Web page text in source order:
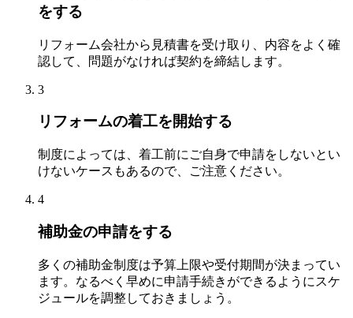
をする
リフォーム会社から見積書を受け取り、内容をよく確
認して、問題がなければ契約を締結します。
3
リフォームの着工を開始する
制度によっては、着工前にご自身で申請をしないとい
けないケースもあるので、ご注意ください。
4
補助金の申請をする
多くの補助金制度は予算上限や受付期間が決まってい
ます。なるべく早めに申請手続きができるようにスケ
ジュールを調整しておきましょう。